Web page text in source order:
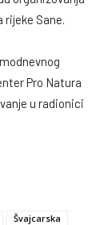
rijeke Sane.
Pro Natura
u radionici
Švajcarska